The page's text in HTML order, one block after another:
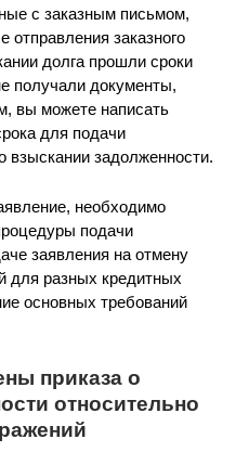
с заказным письмом,
заказного
долга прошли сроки
получали документы,
вы можете написать
для подачи
взыскании задолженности.
необходимо
подачи
заявления на отмену
для разных кредитных
основных требований
приказа о
относительно